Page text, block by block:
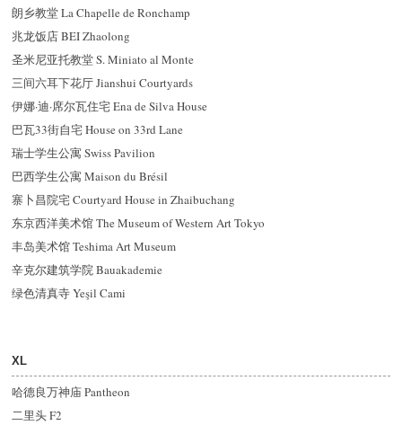
朗乡教堂 La Chapelle de Ronchamp
兆龙饭店 BEI Zhaolong
圣米尼亚托教堂 S. Miniato al Monte
三间六耳下花厅 Jianshui Courtyards
伊娜·迪·席尔瓦住宅 Ena de Silva House
巴瓦33街自宅 House on 33rd Lane
瑞士学生公寓 Swiss Pavilion
巴西学生公寓 Maison du Brésil
寨卜昌院宅 Courtyard House in Zhaibuchang
东京西洋美术馆 The Museum of Western Art Tokyo
丰岛美术馆 Teshima Art Museum
辛克尔建筑学院 Bauakademie
绿色清真寺 Yeşil Cami
XL
哈德良万神庙 Pantheon
二里头 F2